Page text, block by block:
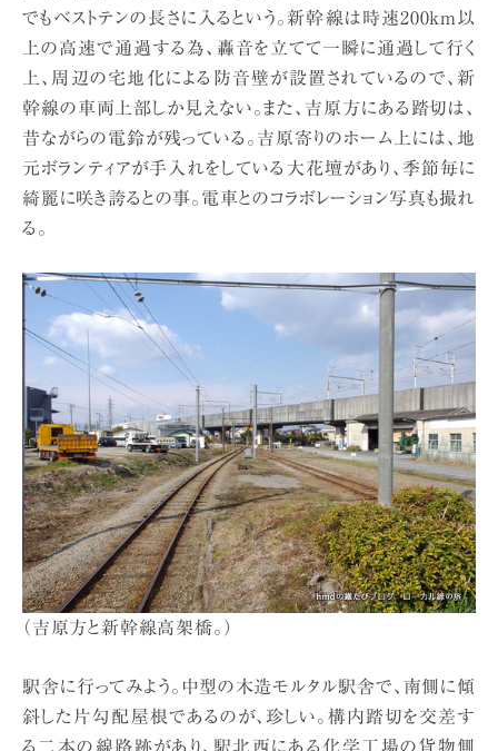
でもベストテンの長さに入るという。新幹線は時速200km以
上の高速で通過する為、轟音を立てて一瞬に通過して行く
上、周辺の宅地化による防音壁が設置されているので、新
幹線の車両上部しか見えない。また、吉原方にある踏切は、
昔ながらの電鈴が残っている。吉原寄りのホーム上には、地
元ボランティアが手入れをしている大花壇があり、季節毎に
綺麗に咲き誇るとの事。電車とのコラボレーション写真も撮れ
る。
（吉原方と新幹線高架橋。）
駅舎に行ってみよう。中型の木造モルタル駅舎で、南側に傾
斜した片勾配屋根であるのが、珍しい。構内踏切を交差す
る二本の線路跡があり、駅北西にある化学工場の貨物側